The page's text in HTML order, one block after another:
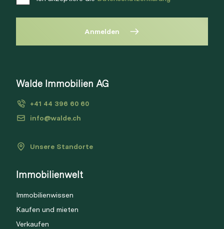
erstellen.
Login
Walde Immobilien AG
+41 44 396 60 60
info@walde.ch
Unsere Standorte
Immobilienwelt
Immobilienwissen
Kaufen und mieten
Verkaufen
Anmelden
Via Link
Link kopieren